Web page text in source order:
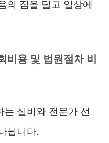
의 짐을 덜고 일상에
비용 및 법원절차 비
는 실비와 전문가 선
뉩니다.